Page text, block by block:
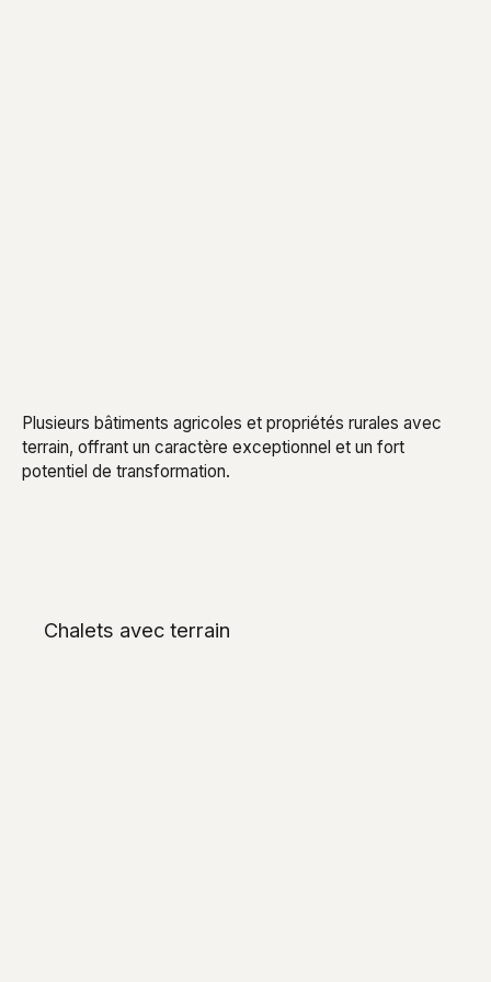
Plusieurs bâtiments agricoles et propriétés rurales avec
terrain, offrant un caractère exceptionnel et un fort
potentiel de transformation.
Chalets avec terrain